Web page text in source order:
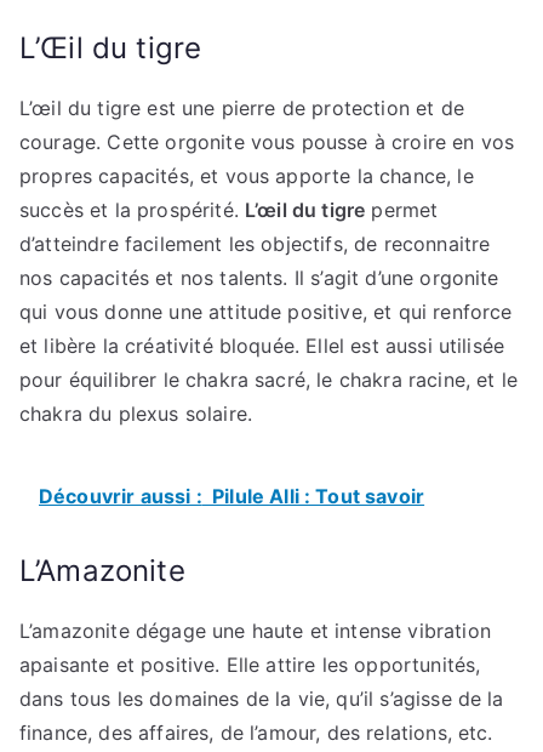
L’Œil du tigre
L’œil du tigre est une pierre de protection et de
courage. Cette orgonite vous pousse à croire en vos
propres capacités, et vous apporte la chance, le
succès et la prospérité. L’œil du tigre permet
d’atteindre facilement les objectifs, de reconnaitre
nos capacités et nos talents. Il s’agit d’une orgonite
qui vous donne une attitude positive, et qui renforce
et libère la créativité bloquée. Ellel est aussi utilisée
pour équilibrer le chakra sacré, le chakra racine, et le
chakra du plexus solaire.
Découvrir aussi : Pilule Alli : Tout savoir
L’Amazonite
L’amazonite dégage une haute et intense vibration
apaisante et positive. Elle attire les opportunités,
dans tous les domaines de la vie, qu’il s’agisse de la
finance, des affaires, de l’amour, des relations, etc.